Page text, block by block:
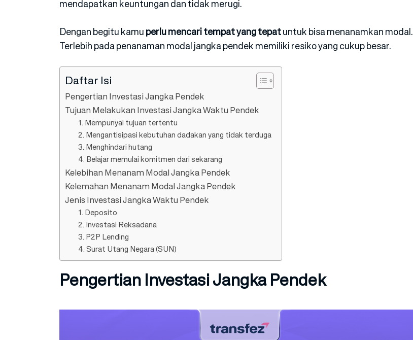
mendapatkan keuntungan dan tidak merugi.
Dengan begitu kamuperlu mencari tempat yang tepatuntuk bisa menanamkan modal.
Terlebih pada penanaman modal jangka pendek memiliki resiko yang cukup besar.
Daftar Isi
Pengertian Investasi Jangka Pendek
Tujuan Melakukan Investasi Jangka Waktu Pendek
1. Mempunyai tujuan tertentu
2. Mengantisipasi kebutuhan dadakan yang tidak terduga
3. Menghindari hutang
4. Belajar memulai komitmen dari sekarang
Kelebihan Menanam Modal Jangka Pendek
Kelemahan Menanam Modal Jangka Pendek
Jenis Investasi Jangka Waktu Pendek
1. Deposito
2. Investasi Reksadana
3. P2P Lending
4. Surat Utang Negara (SUN)
Pengertian Investasi Jangka Pendek